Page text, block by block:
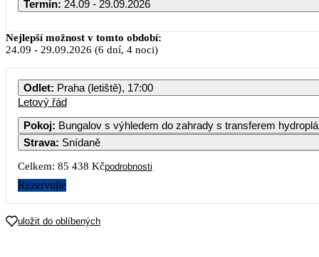
Termín: 24.09 - 29.09.2026
Nejlepší možnost v tomto období:
24.09 - 29.09.2026 (6 dní, 4 noci)
Odlet: Praha (letiště), 17:00
Letový řád
Pokoj:
Bungalov s výhledem do zahrady s transferem
Strava: Snídaně
Celkem: 85 438 Kčpodrobnosti
Rezervujte
uložit do oblíbených